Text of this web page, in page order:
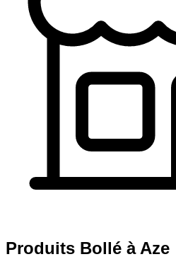
Produits Bollé à Aze